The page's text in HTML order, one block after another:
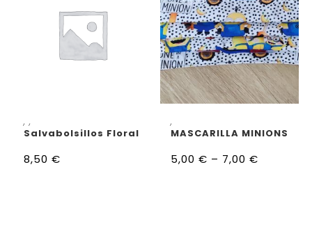
, ,
Salvabolsillos Floral
8,50 €
,
MASCARILLA MINIONS
5,00€ – 7,00€